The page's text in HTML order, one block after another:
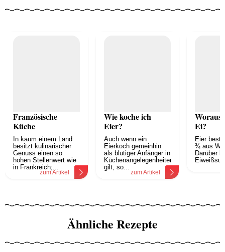
Französische
Küche
In kaum einem Land
besitzt kulinarischer
Genuss einen so
hohen Stellenwert wie
in Frankreich;...
zum Artikel
Wie koche ich
Eier?
Auch wenn ein
Eierkoch gemeinhin
als blutiger Anfänger in
Küchenangelegenheiten
gilt, so...
zum Artikel
Woraus
Ei?
Eier
¾ aus
Darüber
Ähnliche Rezepte